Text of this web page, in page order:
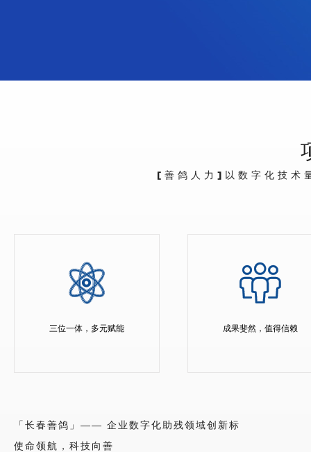
[善鸽人力]以数字化技术

三位一体，多元赋能

成果斐然，值得信赖
「长春善鸽」—— 企业数字化助残领域创新标
使命领航，科技向善